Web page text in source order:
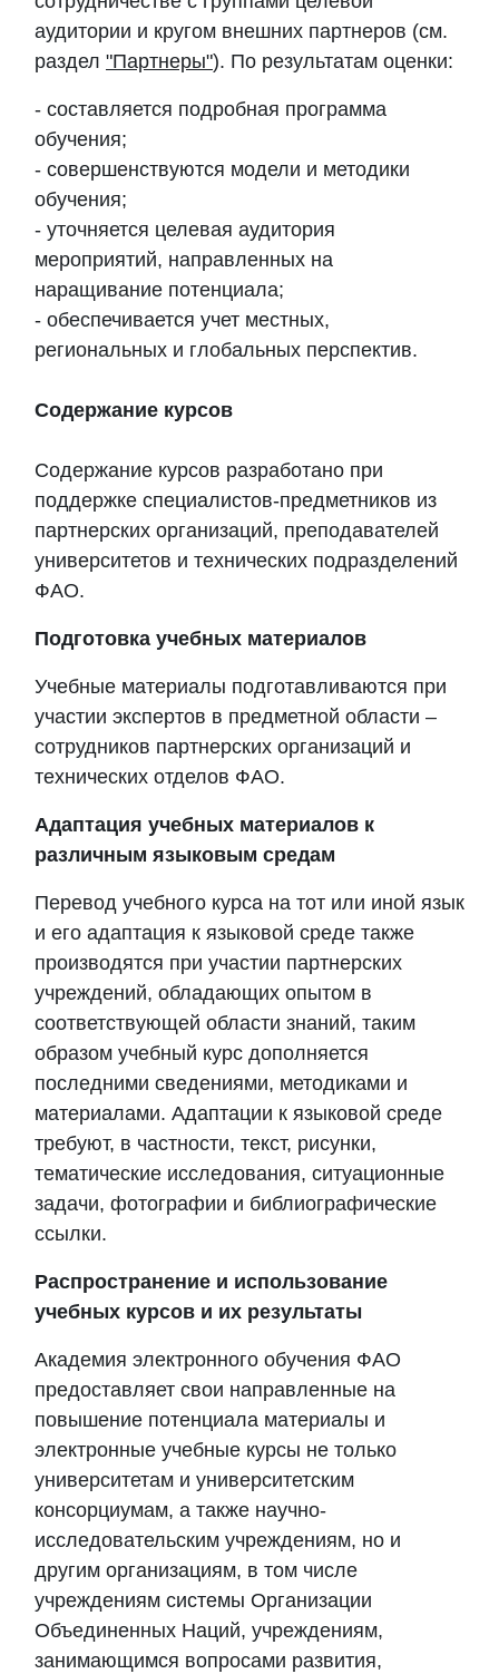
аудитории и кругом внешних партнеров (см.
раздел "Партнеры"). По результатам оценки:
- составляется подробная программа
обучения;
- совершенствуются модели и методики
обучения;
- уточняется целевая аудитория
мероприятий, направленных на
наращивание потенциала;
- обеспечивается учет местных,
региональных и глобальных перспектив.
Содержание курсов
Содержание курсов разработано при
поддержке специалистов-предметников из
партнерских организаций, преподавателей
университетов и технических подразделений
ФАО.
Подготовка учебных материалов
Учебные материалы подготавливаются при
участии экспертов в предметной области –
сотрудников партнерских организаций и
технических отделов ФАО.
Адаптация учебных материалов к
различным языковым средам
Перевод учебного курса на тот или иной язык
и его адаптация к языковой среде также
производятся при участии партнерских
учреждений, обладающих опытом в
соответствующей области знаний, таким
образом учебный курс дополняется
последними сведениями, методиками и
материалами. Адаптации к языковой среде
требуют, в частности, текст, рисунки,
тематические исследования, ситуационные
задачи, фотографии и библиографические
ссылки.
Распространение и использование
учебных курсов и их результаты
Академия электронного обучения ФАО
предоставляет свои направленные на
повышение потенциала материалы и
электронные учебные курсы не только
университетам и университетским
консорциумам, а также научно-
исследовательским учреждениям, но и
другим организациям, в том числе
учреждениям системы Организации
Объединенных Наций, учреждениям,
занимающимся вопросами развития,